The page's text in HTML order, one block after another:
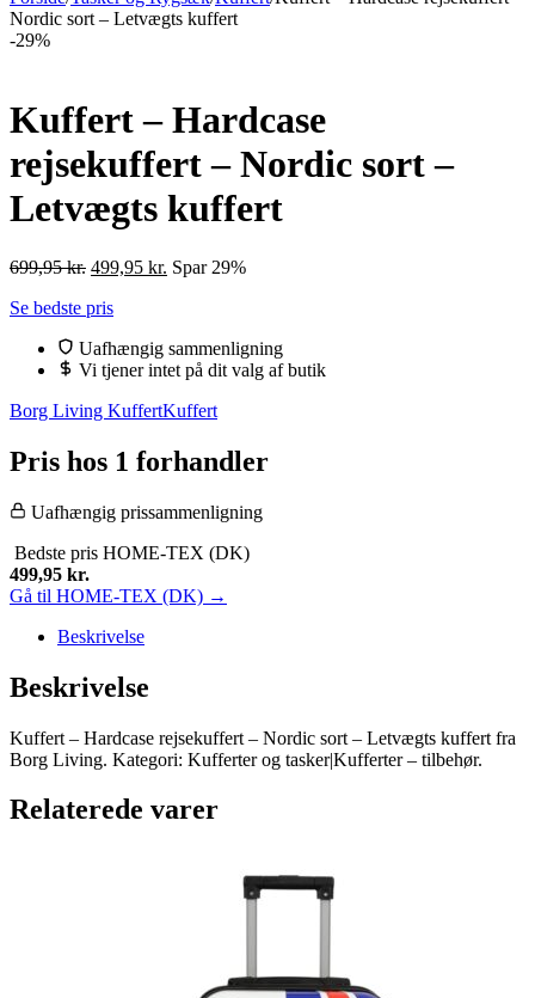
Nordic sort – Letvægts kuffert
-29%
Kuffert – Hardcase
rejsekuffert – Nordic sort –
Letvægts kuffert
699,95kr. Den
pris
699,95 kr..
499,95 kr. Den
499,95 kr..
Spar 29%
Se bedste pris
Uafhængig sammenligning
Vi tjener intet på dit valg af butik
Borg Living KuffertKuffert
Pris hos 1 forhandler
Uafhængig prissammenligning
Bedste pris HOME-TEX (DK)
499,95 kr.
Gå til HOME-TEX (DK) →
Beskrivelse
Beskrivelse
Kuffert – Hardcase rejsekuffert – Nordic sort – Letvægts kuffert fra
Borg Living. Kategori: Kufferter og tasker|Kufferter – tilbehør.
Relaterede varer